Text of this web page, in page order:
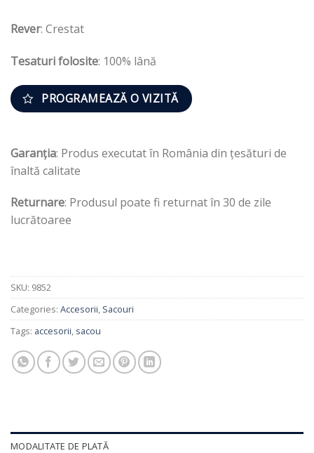
Rever: Crestat
Tesaturi folosite: 100% lână
PROGRAMEAZĂ O VIZITĂ
Garanția: Produs executat în România din țesături de
înaltă calitate
Returnare: Produsul poate fi returnat în 30 de zile
lucrătoaree
SKU: 9852
Categories: Accesorii, Sacouri
Tags: accesorii, sacou
MODALITATE DE PLATĂ